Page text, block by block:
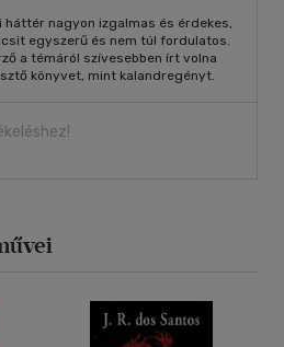
nagyon izgalmas és érdekes,
egyszerű és nem túl fordulatos.
a témáról szívesebben írt volna
könyvet, mint kalandregényt.